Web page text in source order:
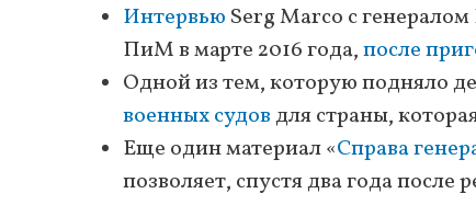
Интервью Serg Marco с
ПиМ в марте 2016 года,после
Одной из тем, которую подняло
военных судовдля страны,
Еще один материал «Справа
позволяет, спустя два года